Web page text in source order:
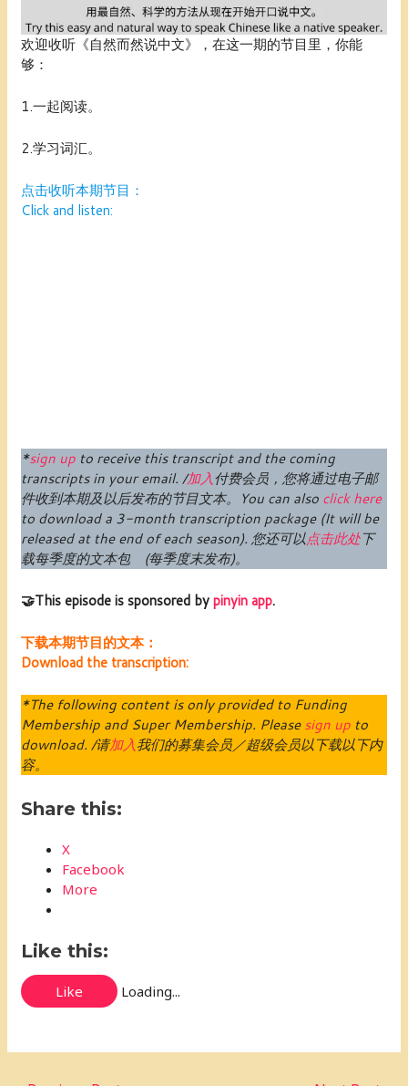
欢迎收听《自然而然说中文》，在这一期的节目里，你能
够：
1.一起阅读。
2.学习词汇。
点击收听本期节目：
Click and listen:
*sign up to receive this transcript and the coming
transcripts in your email. /加入付费会员 ，您将通过电子邮
件收到本期及以后发布的节目文本。
You can also click here
to download a 3-month transcription package (It will be
released at the end of each season). 您还可以点击此处下
载每季度的文本包 (每季度末发布)。
🤝This episode is sponsored bypinyin app.
下载本期节目的文本：
Download the transcription:
*The following content is only provided to Funding
Membership and Super Membership. Pleasesign up to
download. /请加入我们的募集会员／超级会员以下载以下内
容。
Share this:
X
Facebook
More
Like this:
Like Loading...